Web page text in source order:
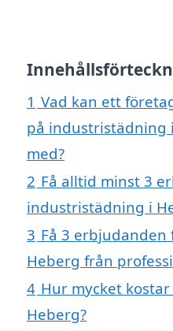
1 Vad kan ett
på industristädning
med?
2 Få alltid minst 3
industristädning i
3 Få 3
Heberg från
4 Hur mycket
Heberg?